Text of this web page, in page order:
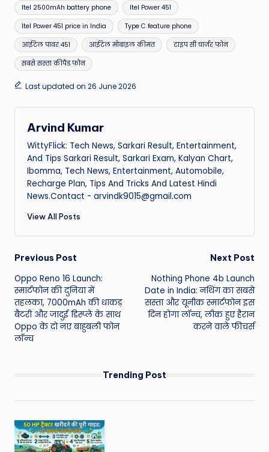
Itel 2500mAh battery phone Itel Power 451
Itel Power 451 price in India Type C feature phone
आईटेल पावर 451 आईटेल मोबाइल कीमत टाइप सी चार्जर फोन
सबसे सस्ता कीपैड फोन
Last updated on 26 June 2026
Arvind Kumar
WittyFlick: Tech News, Sarkari Result, Entertainment,
And Tips Sarkari Result, Sarkari Exam, Kalyan Chart,
Ibomma, Tech News, Entertainment, Automobile,
Recharge Plan, Tips And Tricks And Latest Hindi
News.Contact - arvindk9015@gmail.com
View All Posts
Post
navigation
Previous Post
Oppo Reno 16 Launch:
स्मार्टफोन की दुनिया में
तहलका, 7000mAh की धाकड़
बैटरी और जादुई डिस्प्ले के साथ
Oppo के दो नए बाहुबली फोन
लॉन्च
Next Post
Nothing Phone 4b Launch
Date in India: नथिंग का सबसे
सस्ता और यूनीक स्मार्टफोन इस
दिन होगा लॉन्च, लीक हुए हैरान
करने वाले फीचर्स
Trending Post